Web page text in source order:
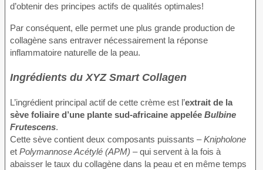
d’obtenir des principes actifs de qualités optimales!
Par conséquent, elle permet une plus grande production de
collagène sans entraver nécessairement la réponse
inflammatoire naturelle de la peau.
Ingrédients du XYZ Smart Collagen
L’ingrédient principal actif de cette crème est l’extrait de la
sève foliaire d’une plante sud-africaine appelée Bulbine
Frutescens.
Cette sève contient deux composants puissants –Knipholone
et Polymannose Acétylé (APM) – qui servent à la fois à
abaisser le taux du collagène dans la peau et en même temps